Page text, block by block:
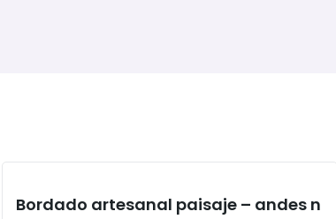
Bordado artesanal paisaje – andes n